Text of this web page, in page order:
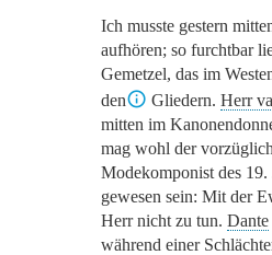
Ich musste gestern
aufhören; so furchtbar
Gemetzel, das im
den
Gliedern. Herr
mitten im
mag wohl der
Modekomponist des 19.
gewesen sein: Mit der
Herr nicht zu tun. Dante
während einer